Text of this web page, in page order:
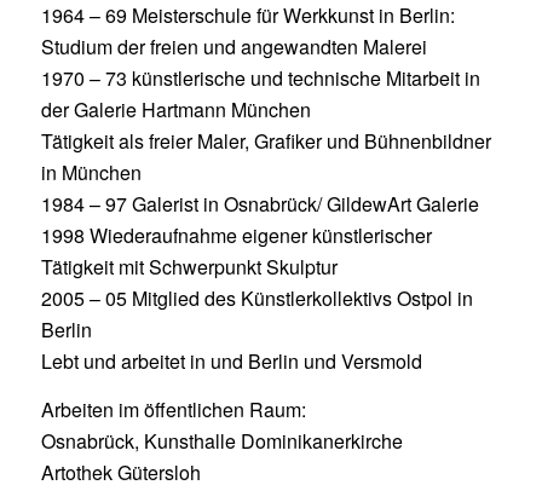
1964 – 69 Meisterschule für Werkkunst in Berlin:
Studium der freien und angewandten Malerei
1970 – 73 künstlerische und technische Mitarbeit in
der Galerie Hartmann München
Tätigkeit als freier Maler, Grafiker und Bühnenbildner
in München
1984 – 97 Galerist in Osnabrück/ GildewArt Galerie
1998 Wiederaufnahme eigener künstlerischer
Tätigkeit mit Schwerpunkt Skulptur
2005 – 05 Mitglied des Künstlerkollektivs Ostpol in
Berlin
Lebt und arbeitet in und Berlin und Versmold
Arbeiten im öffentlichen Raum:
Osnabrück, Kunsthalle Dominikanerkirche
Artothek Gütersloh